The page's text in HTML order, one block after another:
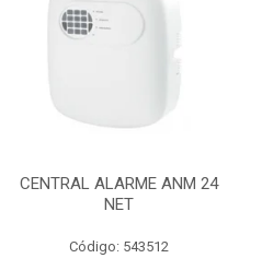
CENTRAL ALARME ANM 24
NET
Código: 543512